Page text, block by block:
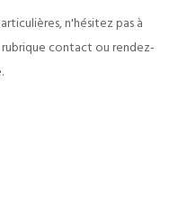
n'hésitez pas à
rubrique contact ou rendez-